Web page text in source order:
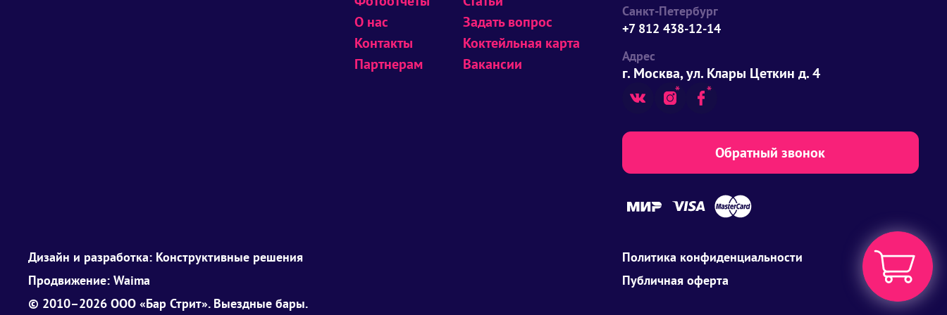
О нас
Контакты
Партнерам
Задать вопрос
Коктейльная карта
Вакансии
Санкт-Петербург
+7 812 438-12-14
Адрес
г. Москва, ул. Клары Цеткин д. 4
Обратный звонок
Дизайн и разработка: Конструктивные решения
Продвижение: Waima
© 2010–2026 ООО «Бар Стрит». Выездные бары.
Политика конфиденциальности
Публичная оферта